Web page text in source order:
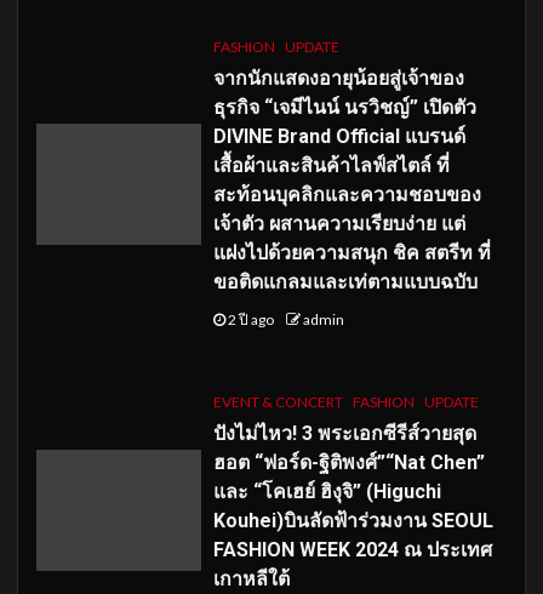
FASHION UPDATE
จากนักแสดงอายุน้อยสู่เจ้าของ
ธุรกิจ “เจมีไนน์ นรวิชญ์” เปิดตัว
DIVINE Brand Official แบรนด์
เสื้อผ้าและสินค้าไลฟ์สไตล์ ที่
สะท้อนบุคลิกและความชอบของ
เจ้าตัว ผสานความเรียบง่าย แต่
แฝงไปด้วยความสนุก ชิค สตรีท ที่
ขอติดแกลมและเท่ตามแบบฉบับ
2 ปี ago admin
EVENT & CONCERT FASHION UPDATE
ปังไม่ไหว! 3 พระเอกซีรีส์วายสุด
ฮอต “ฟอร์ด-ฐิติพงศ์”“Nat Chen”
และ “โคเฮย์ ฮิงุจิ” (Higuchi
Kouhei)บินลัดฟ้าร่วมงาน SEOUL
FASHION WEEK 2024 ณ ประเทศ
เกาหลีใต้